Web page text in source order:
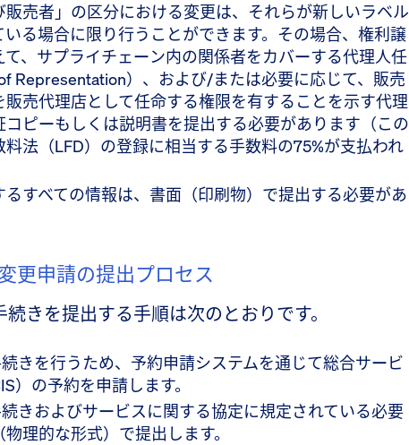
販売者」の区分における変更は、それらが新しいラベル
いる場合に限り行うことができます。その場合、権利譲
て、サプライチェーン内の関係者をカバーする代理人任
Representation）、および/または必要に応じて、販売
売代理店として任命する権限を有することを示す代理
コピーもしくは説明書を提出する必要があります（この
法（LFD）の登録に相当する手数料の75%が支払われ
すべての情報は、書面（印刷物）で提出する必要があ
更申請の提出プロセス
きを提出する手順は次のとおりです。
続きを行うため、予約申請システムを通じて総合サービ
）の予約を申請します。
続きおよびサービスに関する協定に規定されている必要
理的な形式）で提出します。